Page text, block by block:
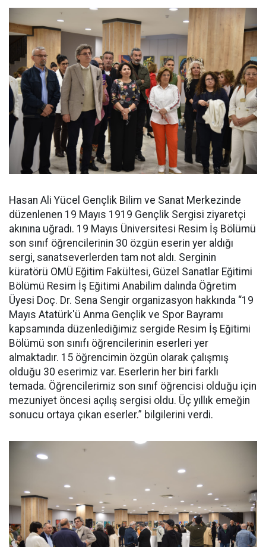
Hasan Ali Yücel Gençlik Bilim ve Sanat Merkezinde
düzenlenen 19 Mayıs 1919 Gençlik Sergisi ziyaretçi
akınına uğradı. 19 Mayıs Üniversitesi Resim İş Bölümü
son sınıf öğrencilerinin 30 özgün eserin yer aldığı
sergi, sanatseverlerden tam not aldı. Serginin
küratörü OMÜ Eğitim Fakültesi, Güzel Sanatlar Eğitimi
Bölümü Resim İş Eğitimi Anabilim dalında Öğretim
Üyesi Doç. Dr. Sena Sengir organizasyon hakkında “19
Mayıs Atatürk'ü Anma Gençlik ve Spor Bayramı
kapsamında düzenlediğimiz sergide Resim İş Eğitimi
Bölümü son sınıfı öğrencilerinin eserleri yer
almaktadır. 15 öğrencimin özgün olarak çalışmış
olduğu 30 eserimiz var. Eserlerin her biri farklı
temada. Öğrencilerimiz son sınıf öğrencisi olduğu için
mezuniyet öncesi açılış sergisi oldu. Üç yıllık emeğin
sonucu ortaya çıkan eserler.” bilgilerini verdi.